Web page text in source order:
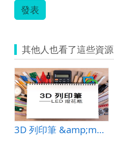
發表
其他人也看了這些資源
3D 列印筆 &amp;mdash;LED 燈花瓶